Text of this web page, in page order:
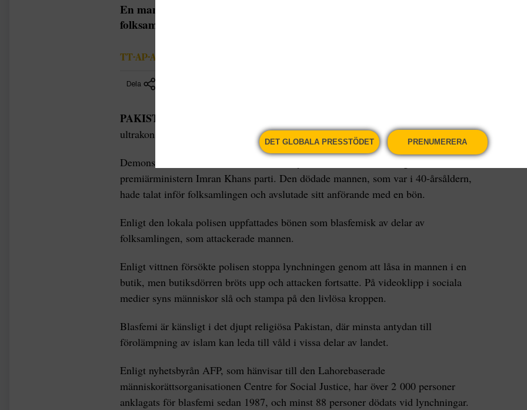
En man anklagad för blasfemi slogs på lördagen ihjäl av en uppretad
folksamling i Pakistan, enligt landets polis.
TT-AP-AFP
Dela
PAKISTAN |
ultrakonservativa Khyber Pakhtunkhwa-provinsen i landets nordvästra hörn.
Demonstranterna hade samlats för att uttrycka sitt stöd för den tidigare
premiärministern Imran Khans parti. Den dödade mannen, som var i 40-årsåldern,
hade talat inför folksamlingen och avslutade sitt anförande med en bön.
Enligt den lokala polisen uppfattades bönen som blasfemisk av delar av
folksamlingen, som attackerade mannen.
Enligt vittnen försökte polisen stoppa lynchningen genom att låsa in mannen i en
butik, men butiksdörren bröts upp och attacken fortsatte. På videoklipp i sociala
medier syns människor slå och stampa på den livlösa kroppen.
Blasfemi är känsligt i det djupt religiösa Pakistan, där minsta antydan till
förolämpning av islam kan leda till våld i vissa delar av landet.
Enligt nyhetsbyrån AFP, som hänvisar till den Lahorebaserade
människorättsorganisationen Centre for Social Justice, har över 2 000 personer
anklagats för blasfemi sedan 1987, och minst 88 personer dödats vid lynchningar.
DET GLOBALA PRESSTÖDET PRENUMERERA